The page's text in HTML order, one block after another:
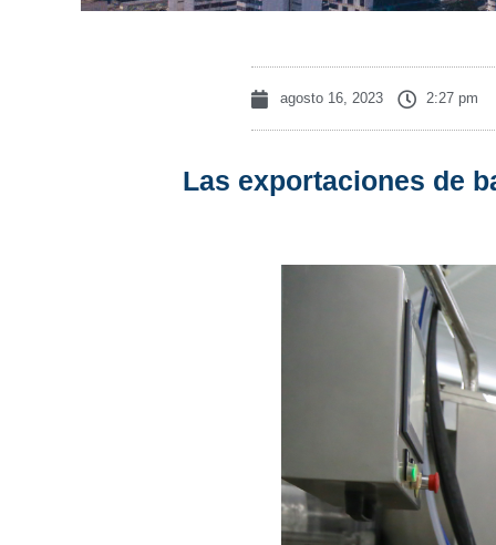
agosto 16, 2023 2:27 pm
Las exportaciones de